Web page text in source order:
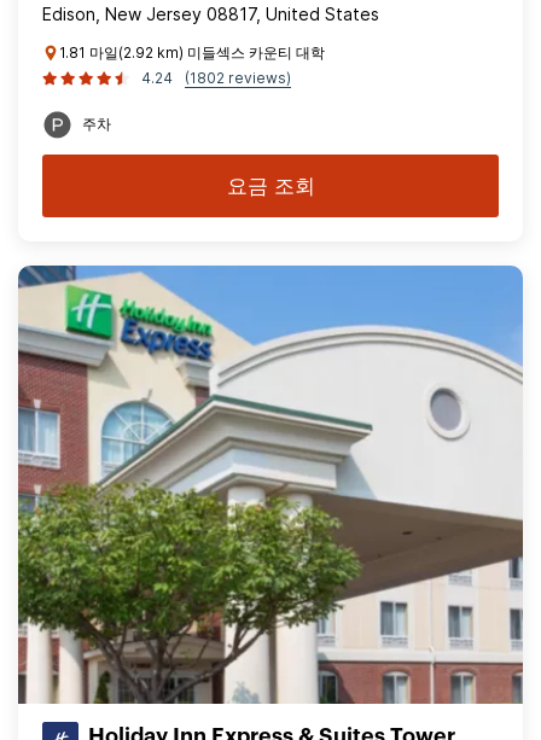
Edison, New Jersey 08817, United States
1.81 마일(2.92 km) 미들섹스 카운티 대학
4.24
(1802 reviews)
주차
요금 조회